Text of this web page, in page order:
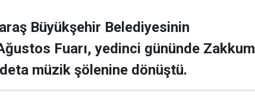
Büyükşehir Belediyesinin
Fuarı, yedinci gününde Zakkum
müzik şölenine dönüştü.